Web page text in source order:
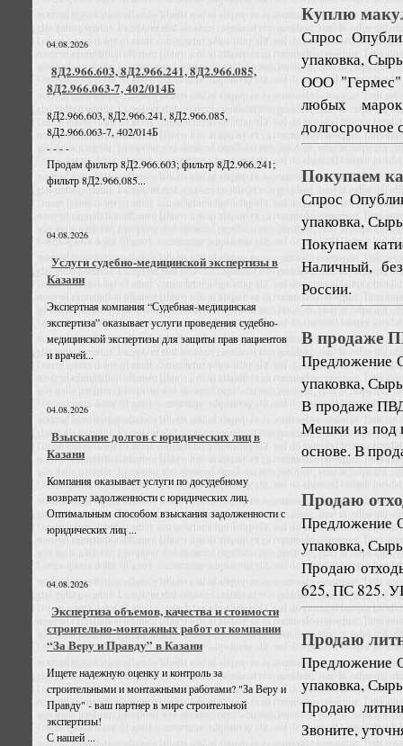
04.08.2026
8Д2.966.603, 8Д2.966.241, 8Д2.966.085,
8Д2.966.063-7, 402/014Б
8Д2.966.603, 8Д2.966.241, 8Д2.966.085,
8Д2.966.063-7, 402/014Б
- - - -
Продам фильтр 8Д2.966.603; фильтр 8Д2.966.241;
фильтр 8Д2.966.085...
04.08.2026
Услуги судебно-медицинской экспертизы в
Казани
Экспертная компания “Судебная-медицинская
экспертиза” оказывает услуги проведения судебно-
медицинской экспертизы для защиты прав пациентов
и врачей...
04.08.2026
Взыскание долгов с юридических лиц в
Казани
Компания оказывает услуги по досудебному
возврату задолженности с юридических лиц.
Оптимальным способом взыскания задолженности с
юридических лиц ...
04.08.2026
Экспертиза объемов, качества и стоимости
строительно-монтажных работ от компании
“За Веру и Правду” в Казани
Ищете надежную оценку и контроль за
строительными и монтажными работами? "За Веру и
Правду" - ваш партнер в мире строительной
экспертизы!
С нашей ...
Куплю
Спрос
упаковка,
ООО "Гермес"
любых
долгосрочное
Покупаем
Спрос
упаковка,
Покупаем
Наличный,
России.
В продаже
Предложение
упаковка,
В продаже
Мешки из под
основе. В
Продаю
Предложение
упаковка,
Продаю
625, ПС 825.
Продаю
Предложение
упаковка,
Продаю
Звоните,